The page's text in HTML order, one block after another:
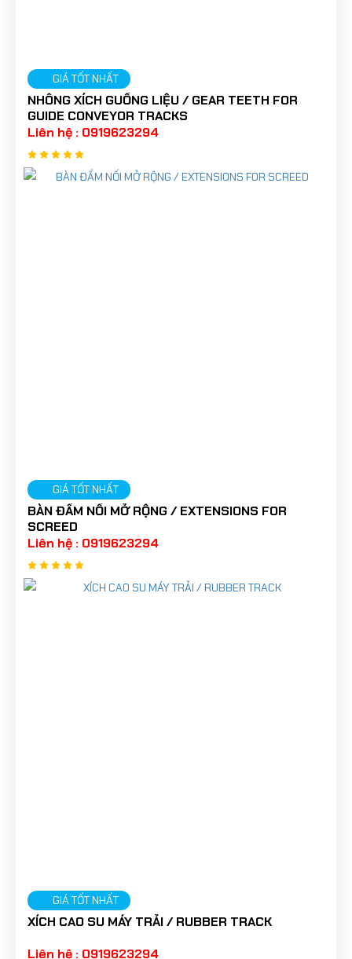
GIÁ TỐT NHẤT
NHÔNG XÍCH GUỒNG LIỆU / GEAR TEETH FOR
GUIDE CONVEYOR TRACKS
Liên hệ : 0919623294
GIÁ TỐT NHẤT
BÀN ĐẦM NỐI MỞ RỘNG / EXTENSIONS FOR
SCREED
Liên hệ : 0919623294
GIÁ TỐT NHẤT
XÍCH CAO SU MÁY TRẢI / RUBBER TRACK
Liên hệ : 0919623294